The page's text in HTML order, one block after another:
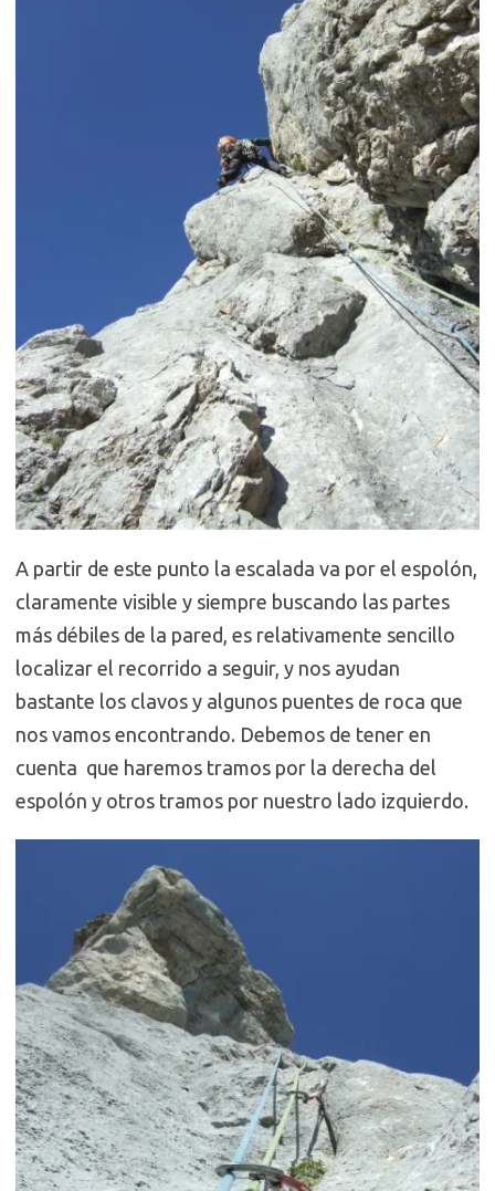
A partir de este punto la escalada va por el espolón,
claramente visible y siempre buscando las partes
más débiles de la pared, es relativamente sencillo
localizar el recorrido a seguir, y nos ayudan
bastante los clavos y algunos puentes de roca que
nos vamos encontrando. Debemos de tener en
cuenta que haremos tramos por la derecha del
espolón y otros tramos por nuestro lado izquierdo.